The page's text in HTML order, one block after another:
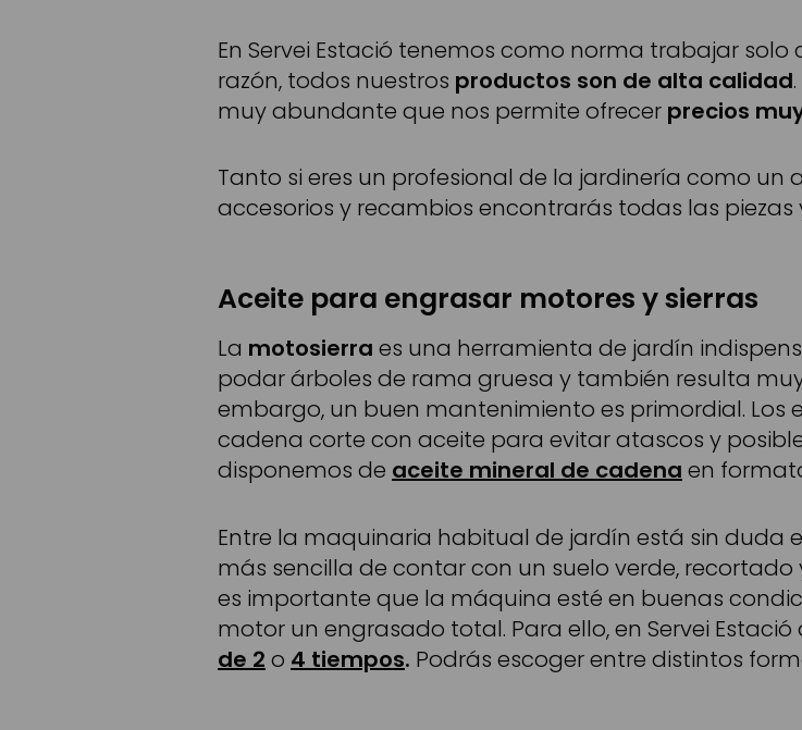
En Servei Estació tenemos como norma trabajar solo
razón, todos nuestros productos son de alta calidad
muy abundante que nos permite ofrecer precios
Tanto si eres un profesional de la jardinería como un
accesorios y recambios encontrarás todas las
Aceite para engrasar motores y sierras
La motosierra es una herramienta de jardín
podar árboles de rama gruesa y también resulta
embargo, un buen mantenimiento es primordial. Los
cadena corte con aceite para evitar atascos y
disponemos de aceite mineral de cadena en
Entre la maquinaria habitual de jardín está sin duda
más sencilla de contar con un suelo verde,
es importante que la máquina esté en buenas
motor un engrasado total. Para ello, en Servei
de 2 o 4 tiempos. Podrás escoger entre distintos